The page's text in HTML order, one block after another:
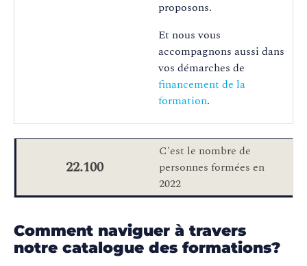
proposons.
Et nous vous
accompagnons aussi dans
vos démarches de
financement de la
formation.
22.100
C'est le nombre de
personnes formées en
2022
Comment naviguer à travers
notre catalogue des formations?